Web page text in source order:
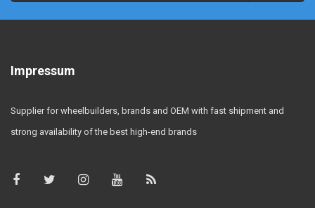
Impressum
Supplier for wheelbuilders, brands and OEM with fast shipment and
strong availability of the best high-end brands